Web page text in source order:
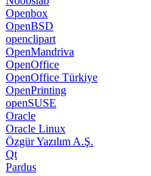
Openbox
OpenBSD
openclipart
OpenMandriva
OpenOffice
OpenOffice Türkiye
OpenPrinting
openSUSE
Oracle
Oracle Linux
Özgür Yazılım A.Ş.
Qt
Pardus